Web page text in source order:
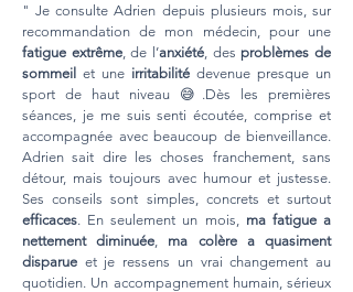
" Je consulte Adrien depuis plusieurs mois, sur
recommandation de mon médecin, pour une
fatigue extrême, de l’anxiété , desproblèmes de
sommeil et une irritabilité devenue presque un
sport de haut niveau 😅.Dès les premières
séances, je me suis senti écoutée, comprise et
accompagnée avec beaucoup de bienveillance.
Adrien sait dire les choses franchement, sans
détour, mais toujours avec humour et justesse.
Ses conseils sont simples, concrets et surtout
efficaces. En seulement un mois, ma fatigue a
nettement diminuée
ma colère a quasiment
disparue et je ressens un vrai changement au
quotidien. Un accompagnement humain, sérieux